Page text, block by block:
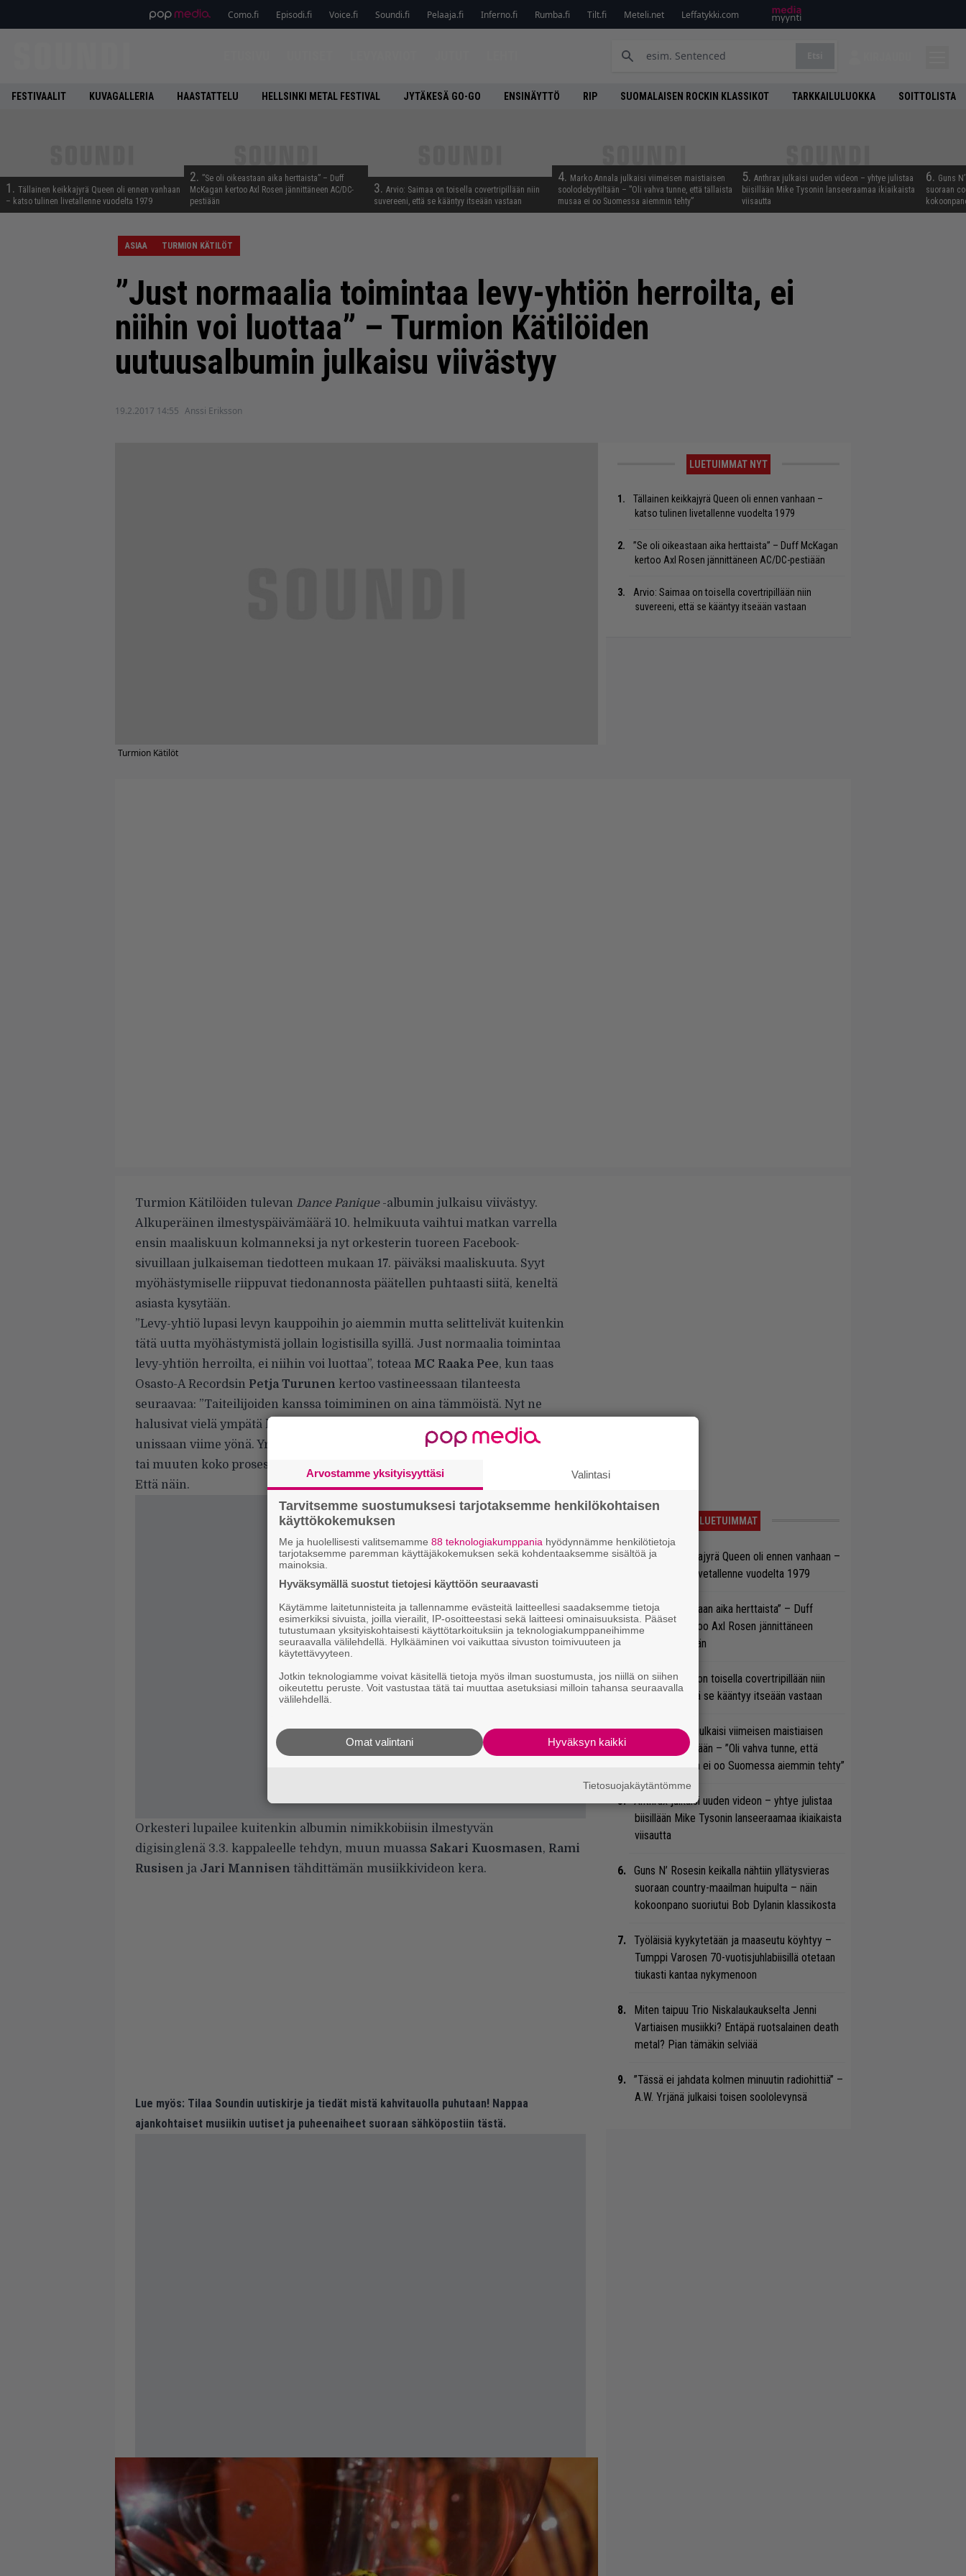
Como.fi Episodi.fi Voice.fi Soundi.fi Pelaaja.fi Inferno.fi Rumba.fi Tilt.fi Meteli.net Leffatykki.com
FESTIVAALIT KUVAGALLERIA HAASTATTELU HELLSINKI METAL FESTIVAL JYTÄKESÄ GO-GO ENSINÄYTTÖ RIP SUOMALAISEN ROCKIN KLASSIKOT TARKKAILULUOKKA SOITTOLISTA
1. Tällainen keikkajyrä Queen oli ennen vanhaan
– katso tulinen livetallenne vuodelta 1979
2. ”Se oli oikeastaan aika herttaista” – Duff
McKagan kertoo Axl Rosen jännittäneen AC/DC-
pestiään
3. Arvio: Saimaa on toisella covertripillään niin
suvereeni, että se kääntyy itseään vastaan
4. Marko Annala julkaisi viimeisen maistiaisen
soolodebyytiltään – ”Oli vahva tunne, että tällaista
musaa ei oo Suomessa aiemmin tehty”
5. Anthrax julkaisi uuden videon – yhtye julistaa
biisillään Mike Tysonin lanseeraamaa ikiaikaista
viisautta
6. Guns
suoraan
ASIAA TURMION KÄTILÖT
”Just normaalia toimintaa levy-yhtiön herroilta, ei
niihin voi luottaa” – Turmion Kätilöiden
uutuusalbumin julkaisu viivästyy
19.2.2017 14:55 Anssi Eriksson
Turmion Kätilöt
LUETUIMMAT NYT
Tällainen keikkajyrä Queen oli ennen vanhaan –
katso tulinen livetallenne vuodelta 1979
”Se oli oikeastaan aika herttaista” – Duff McKagan
kertoo Axl Rosen jännittäneen AC/DC-pestiään
Arvio: Saimaa on toisella covertripillään niin
suvereeni, että se kääntyy itseään vastaan
Turmion Kätilöiden tulevan Dance Panique-albumin julkaisu viivästyy.
Alkuperäinen ilmestyspäivämäärä 10. helmikuuta vaihtui matkan varrella
ensin maaliskuun kolmanneksi ja nyt orkesterin tuoreen Facebook-
sivuillaan julkaiseman tiedotteen mukaan 17. päiväksi maaliskuuta. Syyt
myöhästymiselle riippuvat tiedonannosta päätellen puhtaasti siitä, keneltä
asiasta kysytään.
”Levy-yhtiö lupasi levyn kauppoihin jo aiemmin mutta selittelivät kuitenkin
tätä uutta myöhästymistä jollain logistisilla syillä. Just normaalia toimintaa
levy-yhtiön herroilta, ei niihin voi luottaa”, toteaa MC Raaka Pee, kun taas
Osasto-A Recordsin Petja Turunen kertoo vastineessaan tilanteesta
seuraavaa: ”Taiteilijoiden kanssa toimiminen on aina tämmöistä. Nyt ne
halusivat vielä ympätä levylle yhden kesähitin jonka joku olis säveltänyt
unissaan viime yönä. Yritä noille nyt selittää että deadlineja on kunnioitettava
tai muuten koko prosessi viivästyy.”
Että näin.
Orkesteri lupailee kuitenkin albumin nimikkobiisin ilmestyvän
digisinglenä 3.3. kappaleelle tehdyn, muun muassa Sakari Kuosmasen, Rami
Rusisen ja Jari Mannisen tähdittämän musiikkivideon kera.
Lue myös: Tilaa Soundin uutiskirje ja tiedät mistä kahvitauolla puhutaan! Nappaa
ajankohtaiset musiikin uutiset ja puheenaiheet suoraan sähköpostiin tästä.
LUETUIMMAT
Tällainen keikkajyrä Queen oli ennen vanhaan –
katso tulinen livetallenne vuodelta 1979
”Se oli oikeastaan aika herttaista” – Duff
McKagan kertoo Axl Rosen jännittäneen
AC/DC-pestiään
Arvio: Saimaa on toisella covertripillään niin
suvereeni, että se kääntyy itseään vastaan
Marko Annala julkaisi viimeisen maistiaisen
soolodebyytiltään – ”Oli vahva tunne, että
tällaista musaa ei oo Suomessa aiemmin tehty”
Anthrax julkaisi uuden videon – yhtye julistaa
biisillään Mike Tysonin lanseeraamaa ikiaikaista
viisautta
Guns N’ Rosesin keikalla nähtiin yllätysvieras
suoraan country-maailman huipulta – näin
kokoonpano suoriutui Bob Dylanin klassikosta
Työläisiä kyykytetään ja maaseutu köyhtyy –
Tumppi Varosen 70-vuotisjuhlabiisillä otetaan
tiukasti kantaa nykymenoon
Miten taipuu Trio Niskalaukaukselta Jenni
Vartiaisen musiikki? Entäpä ruotsalainen death
metal? Pian tämäkin selviää
”Tässä ei jahdata kolmen minuutin radiohittiä” –
A.W. Yrjänä julkaisi toisen soololevynsä
Arvostamme yksityisyyttäsi Valintasi
Tarvitsemme suostumuksesi tarjotaksemme henkilökohtaisen
käyttökokemuksen
Me ja huolellisesti valitsemamme 88 teknologiakumppania hyödynnämme henkilötietoja
tarjotaksemme paremman käyttäjäkokemuksen sekä kohdentaaksemme sisältöä ja
mainoksia.
Hyväksymällä suostut tietojesi käyttöön seuraavasti
Käytämme laitetunnisteita ja tallennamme evästeitä laitteellesi saadaksemme tietoja
esimerkiksi sivuista, joilla vierailit, IP-osoitteestasi sekä laitteesi ominaisuuksista. Pääset
tutustumaan yksityiskohtaisesti käyttötarkoituksiin ja teknologiakumppaneihimme
seuraavalla välilehdellä. Hylkääminen voi vaikuttaa sivuston toimivuuteen ja
käytettävyyteen.
Jotkin teknologiamme voivat käsitellä tietoja myös ilman suostumusta, jos niillä on siihen
oikeutettu peruste. Voit vastustaa tätä tai muuttaa asetuksiasi milloin tahansa seuraavalla
välilehdellä.
Hyväksyn kaikki
Omat valintani
Tietosuojakäytäntömme